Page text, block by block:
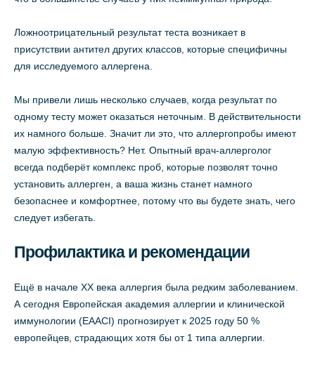
Ложноотрицательный результат теста возникает в
присутствии антител других классов, которые специфичны
для исследуемого аллергена.
Мы привели лишь несколько случаев, когда результат по
одному тесту может оказаться неточным. В действительности
их намного больше. Значит ли это, что аллергопробы имеют
малую эффективность? Нет. Опытный врач-аллерголог
всегда подберёт комплекс проб, которые позволят точно
установить аллерген, а ваша жизнь станет намного
безопаснее и комфортнее, потому что вы будете знать, чего
следует избегать.
Профилактика и рекомендации
Ещё в начале ХХ века аллергия была редким заболеванием.
А сегодня Европейская академия аллергии и клинической
иммунологии (EAACI) прогнозирует к 2025 году 50 %
европейцев, страдающих хотя бы от 1 типа аллергии.